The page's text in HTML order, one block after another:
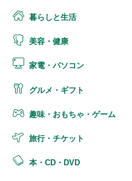
暮らしと生活
美容・健康
家電・パソコン
グルメ・ギフト
趣味・おもちゃ・ゲーム
旅行・チケット
本・CD・DVD